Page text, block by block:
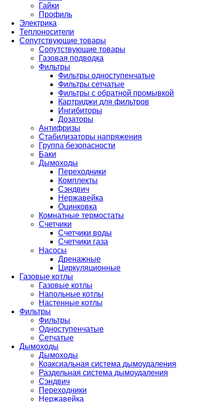
Гайки
Профиль
Электрика
Теплоносители
Сопутствующие товары
Сопутствующие товары
Газовая подводка
Фильтры
Фильтры одноступенчатые
Фильтры сетчатые
Фильтры с обратной промывкой
Картриджи для фильтров
Ингибиторы
Дозаторы
Антифризы
Стабилизаторы напряжения
Группа безопасности
Баки
Дымоходы
Переходники
Комплекты
Сэндвич
Нержавейка
Оцинковка
Комнатные термостаты
Счетчики
Счетчики воды
Счетчики газа
Насосы
Дренажные
Циркуляционные
Газовые котлы
Газовые котлы
Напольные котлы
Настенные котлы
Фильтры
Фильтры
Одноступенчатые
Сетчатые
Дымоходы
Дымоходы
Коаксиальная система дымоудаления
Раздельная система дымоудаления
Сэндвич
Переходники
Нержавейка